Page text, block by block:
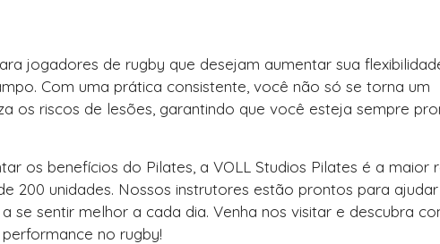
jogadores de rugby que desejam aumentar sua
Com uma prática consistente, você não só se torna um
os riscos de lesões, garantindo que você esteja sempre
os benefícios do Pilates, a VOLL Studios Pilates é a maior
200 unidades. Nossos instrutores estão prontos para
se sentir melhor a cada dia. Venha nos visitar e descubra
no rugby!